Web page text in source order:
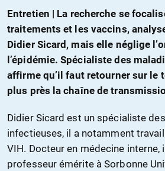
DON
Entretien | La recherche se
traitements et les vaccins,
Didier Sicard, mais elle néglige
l’épidémie. Spécialiste des
affirme qu’il faut retourner sur le
plus près la chaîne de
Didier Sicard est un spécialiste
infectieuses, il a notamment
VIH. Docteur en médecine interne,
professeur émérite à Sorbonne